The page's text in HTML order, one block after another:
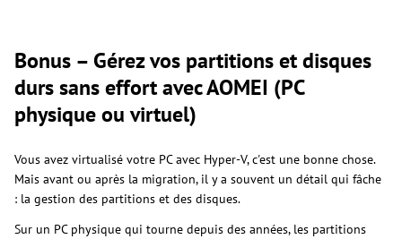
Bonus – Gérez vos partitions et disques
durs sans effort avec AOMEI (PC
physique ou virtuel)
Vous avez virtualisé votre PC avec Hyper-V, c'est une bonne chose.
Mais avant ou après la migration, il y a souvent un détail qui fâche
: la gestion des partitions et des disques.
Sur un PC physique qui tourne depuis des années, les partitions